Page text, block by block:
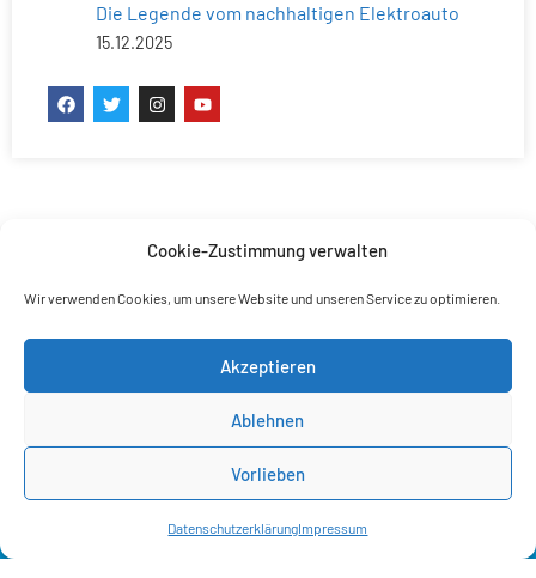
Cookie-Zustimmung verwalten
Wir verwenden Cookies, um unsere Website und unseren Service zu optimieren.
Akzeptieren
Ablehnen
Vorlieben
DatenschutzerklärungImpressum
Die Legende vom nachhaltigen Elektroauto
15.12.2025
© 2026 Alternative für Deutschland